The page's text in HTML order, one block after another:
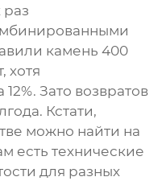
камень 400
хотя
Зато возвратов
Кстати,
можно найти на
есть технические
для разных